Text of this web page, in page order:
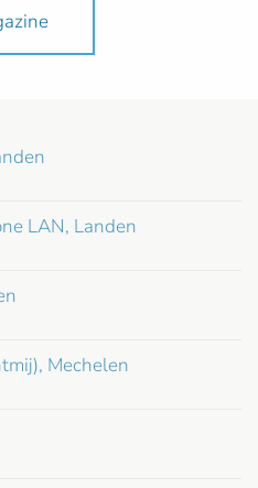
LAN, Landen
Mechelen